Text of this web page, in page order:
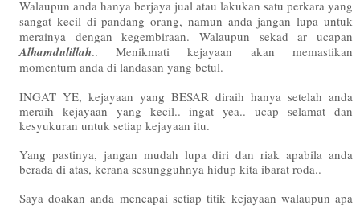
Walaupun anda hanya berjaya jual atau lakukan satu perkara yang
sangat kecil di pandang orang, namun anda jangan lupa untuk
merainya dengan kegembiraan. Walaupun sekad ar ucapan
Alhamdulillah.. Menikmati kejayaan akan memastikan
momentum anda di landasan yang betul.
INGAT YE, kejayaan yang BESAR diraih hanya setelah anda
meraih kejayaan yang kecil.. ingat yea.. ucap selamat dan
kesyukuran untuk setiap kejayaan itu.
Yang pastinya, jangan mudah lupa diri dan riak apabila anda
berada di atas, kerana sesungguhnya hidup kita ibarat roda..
Saya doakan anda mencapai setiap titik kejayaan walaupun apa